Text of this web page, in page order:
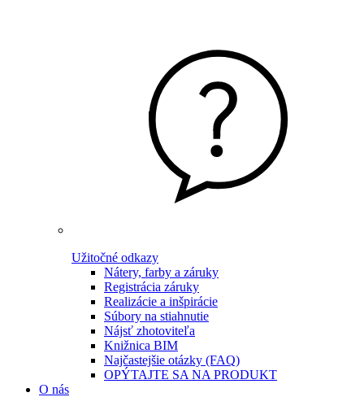
Užitočné odkazy
Nátery, farby a záruky
Registrácia záruky
Realizácie a inšpirácie
Súbory na stiahnutie
Nájsť zhotoviteľa
Knižnica BIM
Najčastejšie otázky (FAQ)
OPÝTAJTE SA NA PRODUKT
O nás